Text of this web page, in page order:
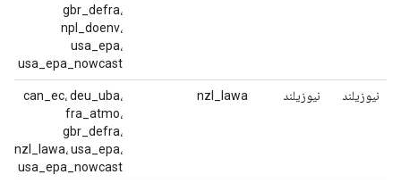
gbr_defra،
npl_doenv،
usa_epa،
usa_epa_nowcast
نیوزیلند نیوزیلند nzl_lawa
can_ec، deu_uba،
fra_atmo،
gbr_defra،
nzl_lawa، usa_epa،
usa_epa_nowcast